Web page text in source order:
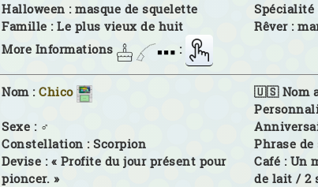
Halloween :masque de squelette Spécialité
Famille :Le plus vieux de huit Rêver :
More Informations
:
Nom :Chico 🇺🇸 Nom
Sexe : ♂
Constellation :Scorpion Phrase
Devise : « Profite du jour présent pour
pioncer. »
Café : Un
de lait / 2